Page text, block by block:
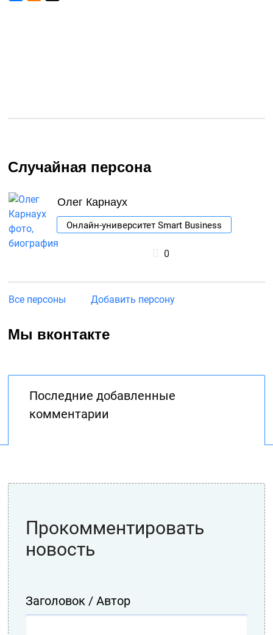
Случайная персона
Олег Карнаух
Онлайн-университет Smart Business
0
Все персоны Добавить персону
Мы вконтакте
Последние добавленные
комментарии
Прокомментировать
новость
Заголовок / Автор